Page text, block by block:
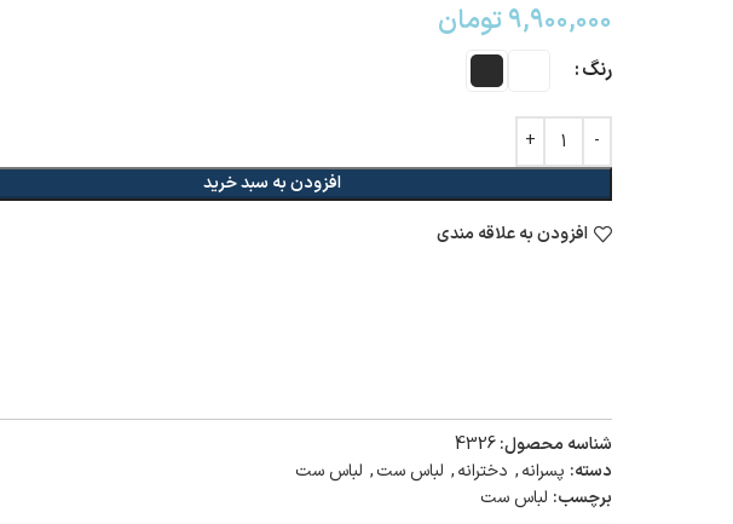
۹,۹۰۰,۰۰۰تومان
رنگ
افزودن به سبد خرید
افزودن به علاقه مندی
شناسه محصول:4326
دسته: پسرانه, دخترانه, لباس ست, لباس ست
برچسب: لباس ست